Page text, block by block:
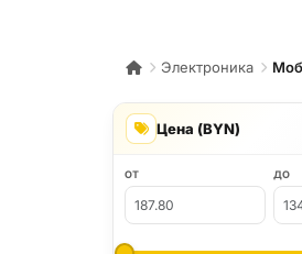
Электроника
Цена (BYN)
ОТ ДО